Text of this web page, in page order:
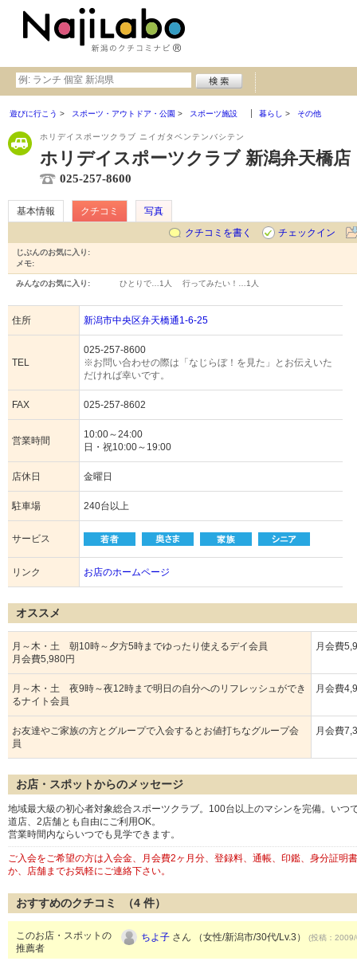
遊びに行こう スポーツ・アウトドア・公園 スポーツ施設 暮らし その他
ホリデイスポーツクラブ ニイガタベンテンバシテン
ホリデイスポーツクラブ 新潟弁天橋店
025-257-8600
基本情報 クチコミ
写真
クチコミを書く
チェックイン
じぶんのお気に入り:
メモ:
みんなのお気に入り: ひとりで… 1人 行ってみたい！… 1人
住所 新潟市中央区弁天橋通1-6-25
TEL
025-257-8600
※お問い合わせの際は「なじらぼ！を見た」とお伝えいた
だければ幸いです。
FAX 025-257-8602
営業時間
10:00～24:00
日・祝10:00～19:00
店休日 金曜日
駐車場 240台以上
サービス
リンク お店のホームページ
オススメ
月～木・土 朝10時～夕方5時までゆったり使えるデイ会員
月会費5,980円
月会費
月～木・土 夜9時～夜12時まで明日の自分へのリフレッシュができ
るナイト会員
月会費
お友達やご家族の方とグループで入会するとお値打ちなグループ会
員
月会費
お店・スポットからのメッセージ
地域最大級の初心者対象総合スポーツクラブ。100台以上のマシンを完備。い
道店、2店舗とも自由にご利用OK。
営業時間内ならいつでも見学できます。
ご入会をご希望の方は入会金、月会費2ヶ月分、登録料、通帳、印鑑、身分証明
か、店舗までお気軽にご連絡下さい。
おすすめのクチコミ （4 件）
このお店・スポットの
推薦者
ちよ子 さん （女性/新潟市/30代/Lv.3） (投稿：